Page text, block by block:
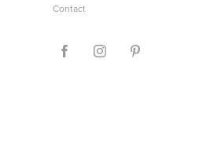
Contact